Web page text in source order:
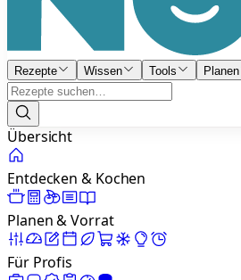
Rezepte Wissen Tools Planen
Übersicht
Entdecken & Kochen
Planen & Vorrat
Für Profis